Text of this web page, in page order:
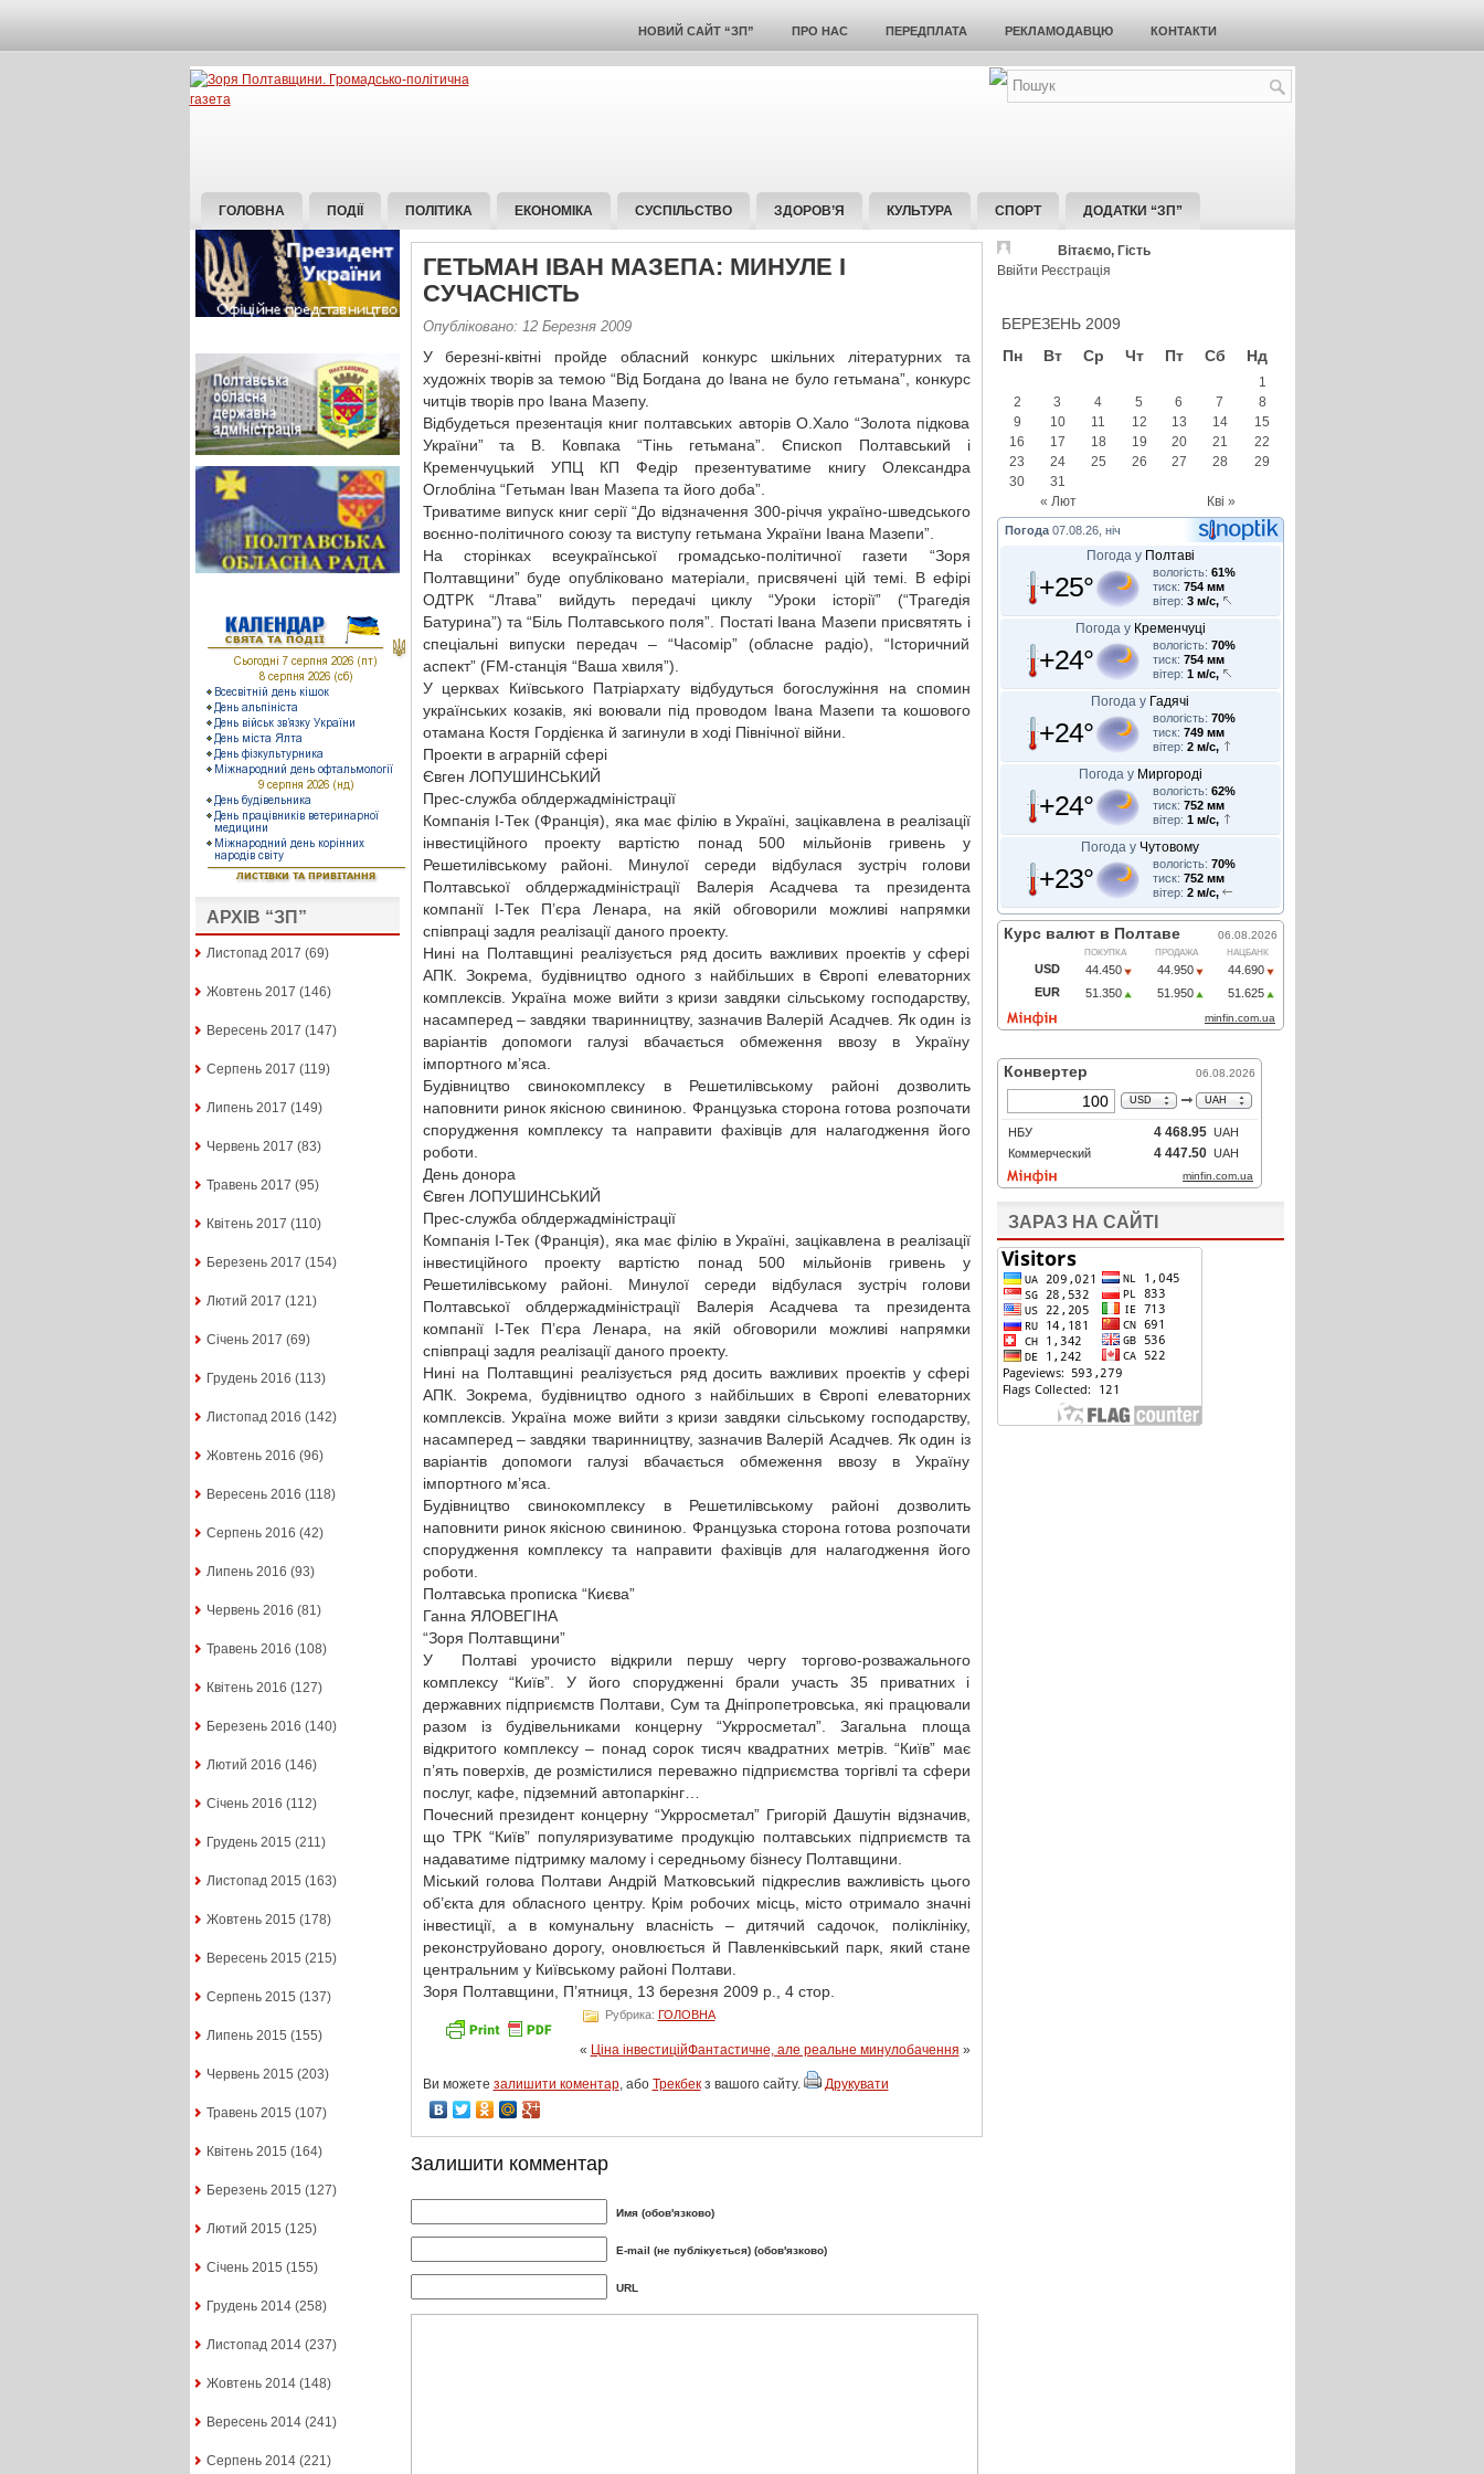
НОВИЙ САЙТ “ЗП” ПРО НАС ПЕРЕДПЛАТА РЕКЛАМОДАВЦЮ КОНТАКТИ
ГОЛОВНА ПОДІЇ ПОЛІТИКА ЕКОНОМІКА СУСПІЛЬСТВО ЗДОРОВ’Я КУЛЬТУРА СПОРТ ДОДАТКИ “ЗП”
АРХІВ “ЗП”
Листопад 2017 (69)
Жовтень 2017 (146)
Вересень 2017 (147)
Серпень 2017 (119)
Липень 2017 (149)
Червень 2017 (83)
Травень 2017 (95)
Квітень 2017 (110)
Березень 2017 (154)
Лютий 2017 (121)
Січень 2017 (69)
Грудень 2016 (113)
Листопад 2016 (142)
Жовтень 2016 (96)
Вересень 2016 (118)
Серпень 2016 (42)
Липень 2016 (93)
Червень 2016 (81)
Травень 2016 (108)
Квітень 2016 (127)
Березень 2016 (140)
Лютий 2016 (146)
Січень 2016 (112)
Грудень 2015 (211)
Листопад 2015 (163)
Жовтень 2015 (178)
Вересень 2015 (215)
Серпень 2015 (137)
Липень 2015 (155)
Червень 2015 (203)
Травень 2015 (107)
Квітень 2015 (164)
Березень 2015 (127)
Лютий 2015 (125)
Січень 2015 (155)
Грудень 2014(258)
Листопад 2014(237)
Жовтень 2014(148)
Вересень 2014(241)
Серпень 2014(221)
ГЕТЬМАН ІВАН МАЗЕПА: МИНУЛЕ І
СУЧАСНІСТЬ
Опубліковано: 12 Березня 2009
У березні-квітні пройде обласний конкурс шкільних літературних та
художніх творів за темою “Від Богдана до Івана не було гетьмана”, конкурс
читців творів про Івана Мазепу.
Відбудеться презентація книг полтавських авторів О.Хало “Золота підкова
України” та В. Ковпака “Тінь гетьмана”. Єпископ Полтавський і
Кременчуцький УПЦ КП Федір презентуватиме книгу Олександра
Оглобліна “Гетьман Іван Мазепа та його доба”.
Триватиме випуск книг серії “До відзначення 300-річчя україно-шведського
воєнно-політичного союзу та виступу гетьмана України Івана Мазепи”.
На сторінках всеукраїнської громадсько-політичної газети “Зоря
Полтавщини” буде опубліковано матеріали, присвячені цій темі. В ефірі
ОДТРК “Лтава” вийдуть передачі циклу “Уроки історії” (“Трагедія
Батурина”) та “Біль Полтавського поля”. Постаті Івана Мазепи присвятять і
спеціальні випуски передач – “Часомір” (обласне радіо), “Історичний
аспект” (FM-станція “Ваша хвиля”).
У церквах Київського Патріархату відбудуться богослужіння на спомин
українських козаків, які воювали під проводом Івана Мазепи та кошового
отамана Костя Гордієнка й загинули в ході Північної війни.
Проекти в аграрній сфері
Євген ЛОПУШИНСЬКИЙ
Прес-служба облдержадміністрації
Компанія І-Тек (Франція), яка має філію в Україні, зацікавлена в реалізації
інвестиційного проекту вартістю понад 500 мільйонів гривень у
Решетилівському районі. Минулої середи відбулася зустріч голови
Полтавської облдержадміністрації Валерія Асадчева та президента
компанії І-Тек П’єра Ленара, на якій обговорили можливі напрямки
співпраці задля реалізації даного проекту.
Нині на Полтавщині реалізується ряд досить важливих проектів у сфері
АПК. Зокрема, будівництво одного з найбільших в Європі елеваторних
комплексів. Україна може вийти з кризи завдяки сільському господарству,
насамперед – завдяки тваринництву, зазначив Валерій Асадчев. Як один із
варіантів допомоги галузі вбачається обмеження ввозу в Україну
імпортного м’яса.
Будівництво свинокомплексу в Решетилівському районі дозволить
наповнити ринок якісною свининою. Французька сторона готова розпочати
спорудження комплексу та направити фахівців для налагодження його
роботи.
День донора
Євген ЛОПУШИНСЬКИЙ
Прес-служба облдержадміністрації
Компанія І-Тек (Франція), яка має філію в Україні, зацікавлена в реалізації
інвестиційного проекту вартістю понад 500 мільйонів гривень у
Решетилівському районі. Минулої середи відбулася зустріч голови
Полтавської облдержадміністрації Валерія Асадчева та президента
компанії І-Тек П’єра Ленара, на якій обговорили можливі напрямки
співпраці задля реалізації даного проекту.
Нині на Полтавщині реалізується ряд досить важливих проектів у сфері
АПК. Зокрема, будівництво одного з найбільших в Європі елеваторних
комплексів. Україна може вийти з кризи завдяки сільському господарству,
насамперед – завдяки тваринництву, зазначив Валерій Асадчев. Як один із
варіантів допомоги галузі вбачається обмеження ввозу в Україну
імпортного м’яса.
Будівництво свинокомплексу в Решетилівському районі дозволить
наповнити ринок якісною свининою. Французька сторона готова розпочати
спорудження комплексу та направити фахівців для налагодження його
роботи.
Полтавська прописка “Києва”
Ганна ЯЛОВЕГІНА
“Зоря Полтавщини”
У Полтаві урочисто відкрили першу чергу торгово-розважального
комплексу “Київ”. У його спорудженні брали участь 35 приватних і
державних підприємств Полтави, Сум та Дніпропетровська, які працювали
разом із будівельниками концерну “Укрросметал”. Загальна площа
відкритого комплексу – понад сорок тисяч квадратних метрів. “Київ” має
п’ять поверхів, де розмістилися переважно підприємства торгівлі та сфери
послуг, кафе, підземний автопаркінг…
Почесний президент концерну “Укрросметал” Григорій Дашутін відзначив,
що ТРК “Київ” популяризуватиме продукцію полтавських підприємств та
надаватиме підтримку малому і середньому бізнесу Полтавщини.
Міський голова Полтави Андрій Матковський підкреслив важливість цього
об’єкта для обласного центру. Крім робочих місць, місто отримало значні
інвестиції, а в комунальну власність – дитячий садочок, поліклініку,
реконструйовано дорогу, оновлюється й Павленківський парк, який стане
центральним у Київському районі Полтави.
Зоря Полтавщини, П’ятниця, 13 березня 2009 р., 4 стор.
Рубрика: ГОЛОВНА
« Ціна інвестиційФантастичне, але реальне минулобачення »
Ви можете залишити коментар, або Трекбекз вашого сайту. Друкувати
Залишити комментар
Имя (обов'язково)
E-mail (не публікується) (обов'язково)
URL
Вітаємо, Гість
Ввійти Реєстрація
БЕРЕЗЕНЬ 2009
Пн
Вт Ср Чт Пт Сб Нд
« Лют Кві »
1
2
3 4 5 6 7
8
9
10 11 12 13 14
15
16
17 18 19 20 21
22
23
24 25 26 27 28
29
30
31
Погода 07.08.26, ніч
Погода у Полтаві
+25° вологість: 61%
тиск: 754 мм
вітер: 3 м/с,
Погода у Кременчуці
+24° вологість: 70%
тиск: 754 мм
вітер: 1 м/с,
Погода у Гадячі
+24° вологість: 70%
тиск: 749 мм
вітер: 2 м/с,
Погода у Миргороді
+24° вологість: 62%
тиск: 752 мм
вітер: 1 м/с,
Погода у Чутовому
+23° вологість: 70%
тиск: 752 мм
вітер: 2 м/с,
ЗАРАЗ НА САЙТІ